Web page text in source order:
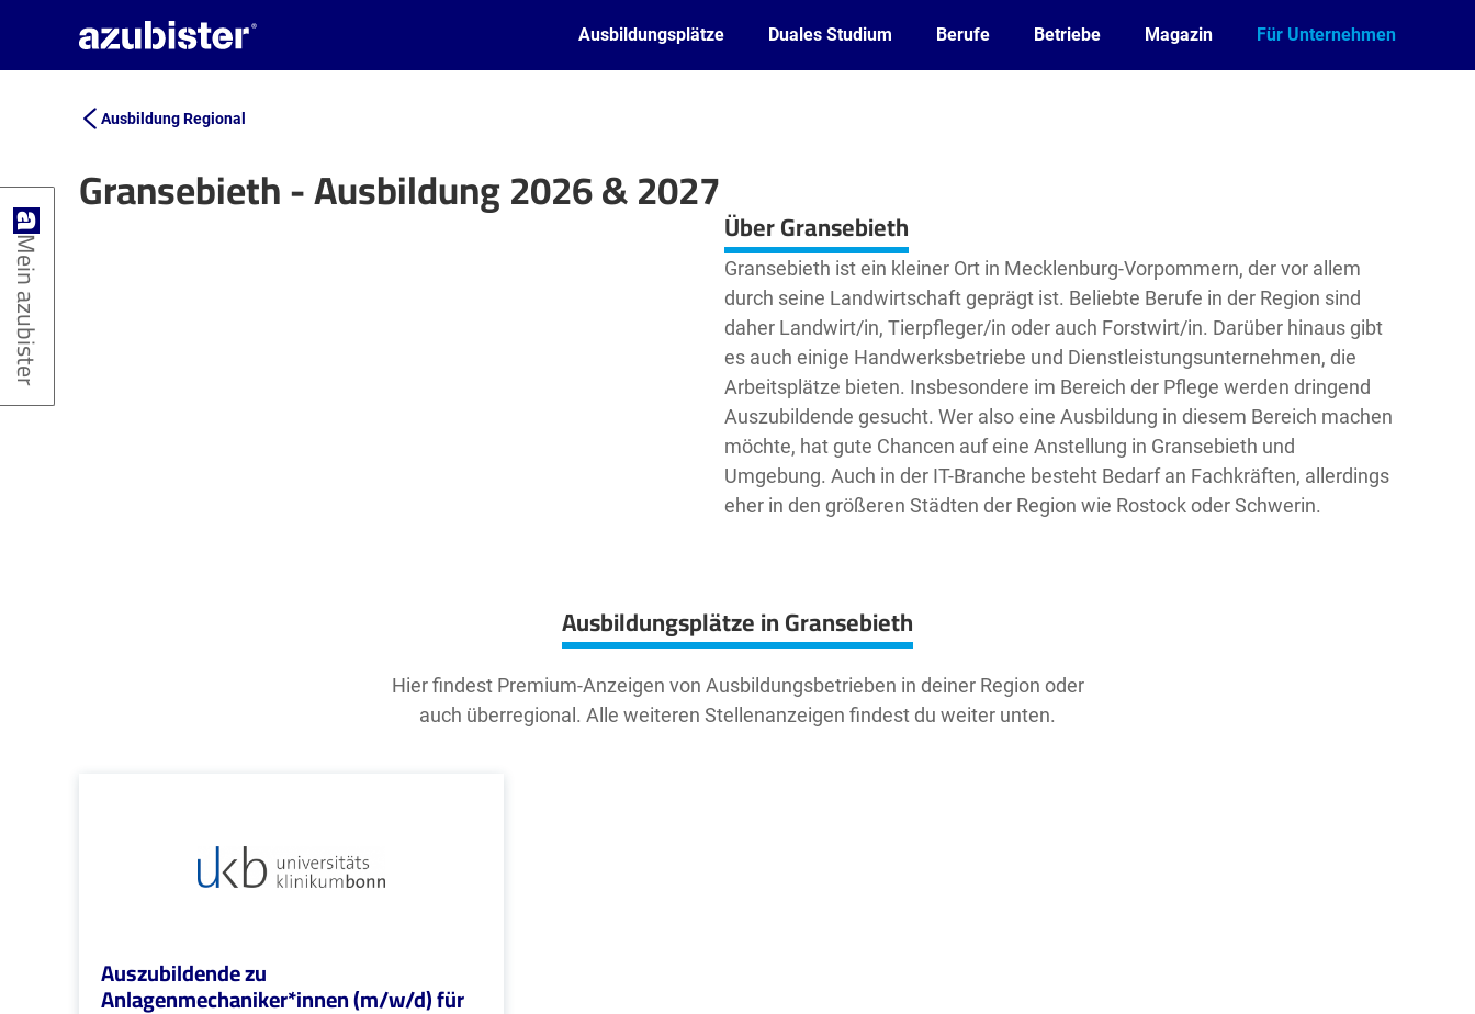
Ausbildungsplätze Duales Studium Berufe Betriebe Magazin Für Unternehmen
Ausbildung Regional
Gransebieth - Ausbildung 2026 & 2027
Leaflet| ©OpenStreetMap2contributors Über Gransebieth
Gransebieth ist ein kleiner Ort in Mecklenburg-Vorpommern, der vor allem
durch seine Landwirtschaft geprägt ist. Beliebte Berufe in der Region sind
daher Landwirt/in, Tierpfleger/in oder auch Forstwirt/in. Darüber hinaus gibt
es auch einige Handwerksbetriebe und Dienstleistungsunternehmen, die
Arbeitsplätze bieten. Insbesondere im Bereich der Pflege werden dringend
Auszubildende gesucht. Wer also eine Ausbildung in diesem Bereich machen
möchte, hat gute Chancen auf eine Anstellung in Gransebieth und
Umgebung. Auch in der IT-Branche besteht Bedarf an Fachkräften, allerdings
eher in den größeren Städten der Region wie Rostock oder Schwerin.
Ausbildungsplätze in Gransebieth
Hier findest Premium-Anzeigen von Ausbildungsbetrieben in deiner Region oder
auch überregional. Alle weiteren Stellenanzeigen findest du weiter unten.
Auszubildende zu
Anlagenmechaniker*innen (m/w/d) für
Mein azubister